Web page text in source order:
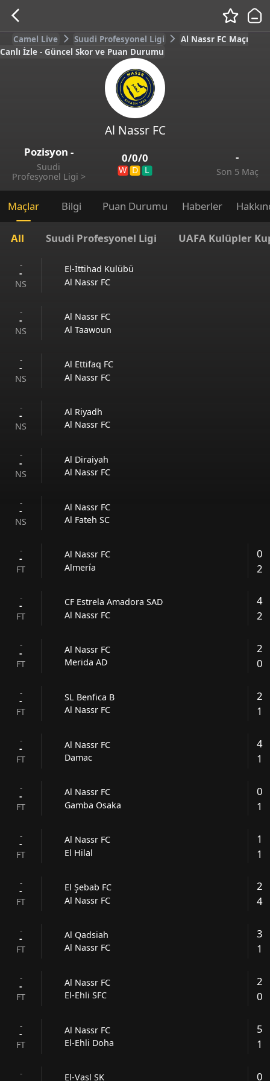
Camel Live Suudi Profesyonel Ligi
Al Nassr FC Maçı
Canlı İzle - Güncel Skor ve Puan Durumu
Al Nassr FC
Pozisyon -
Suudi
Profesyonel Ligi >
0/0/0
W D L
-
Son 5 Maç
Maçlar Bilgi Puan Durumu Haberler
All Suudi Profesyonel Ligi UAFA Kulüpler
-
-
NS
El-İttihad Kulübü
Al Nassr FC
-
-
NS
Al Nassr FC
Al Taawoun
-
-
NS
Al Ettifaq FC
Al Nassr FC
-
-
NS
Al Riyadh
Al Nassr FC
-
-
NS
Al Diraiyah
Al Nassr FC
-
-
NS
Al Nassr FC
Al Fateh SC
-
-
FT
Al Nassr FC
Almería
0
2
-
-
FT
CF Estrela Amadora SAD
Al Nassr FC
4
2
-
-
FT
Al Nassr FC
Merida AD
2
0
-
-
FT
SL Benfica B
Al Nassr FC
2
1
-
-
FT
Al Nassr FC
Damac
4
1
-
-
FT
Al Nassr FC
Gamba Osaka
0
1
-
-
FT
Al Nassr FC
El Hilal
1
1
-
-
FT
El Şebab FC
Al Nassr FC
2
4
-
-
FT
Al Qadsiah
Al Nassr FC
3
1
-
-
FT
Al Nassr FC
El-Ehli SFC
2
0
-
-
FT
Al Nassr FC
El-Ehli Doha
5
1
- El-Vasl SK 0